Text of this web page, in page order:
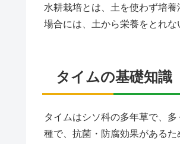
水耕栽培とは、土を使わず培養
場合には、土から栄養をとれ
タイムの基礎知識
タイムはシソ科の多年草で、
種で、抗菌・防腐効果がある